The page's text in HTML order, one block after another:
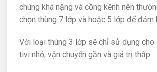
chúng khá nặng và cồng kềnh nên
chọn thùng 7 lớp và hoặc 5 lớp để đảm
Với loại thùng 3 lớp sẽ chỉ sử dụng cho
tivi nhỏ, vận chuyển gần và giá trị thấp.